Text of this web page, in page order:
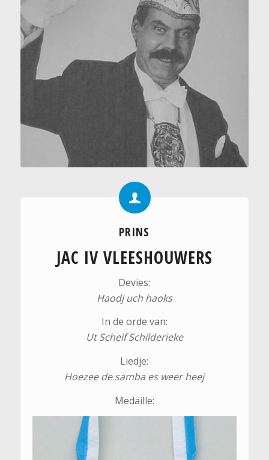
PRINS
JAC IV VLEESHOUWERS
Devies:
Haodj uch haoks
In de orde van:
Ut Scheif Schilderieke
Liedje:
Hoezee de samba es weer heej
Medaille: